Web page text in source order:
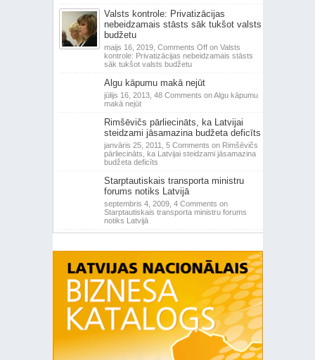
Valsts kontrole: Privatizācijas
nebeidzamais stāsts sāk tukšot valsts
budžetu
maijs 16, 2019, Comments Offon Valsts
kontrole: Privatizācijas nebeidzamais stāsts
sāk tukšot valsts budžetu
Algu kāpumu makā nejūt
jūlijs 16, 2013, 48 Comments on Algu kāpumu
makā nejūt
Rimšēvičs pārliecināts, ka Latvijai
steidzami jāsamazina budžeta deficīts
janvāris 25, 2011, 5 Comments on Rimšēvičs
pārliecināts, ka Latvijai steidzami jāsamazina
budžeta deficīts
Starptautiskais transporta ministru
forums notiks Latvijā
septembris 4, 2009, 4 Comments on
Starptautiskais transporta ministru forums
notiks Latvijā